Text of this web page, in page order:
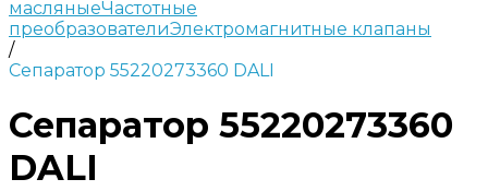
масляныеЧастотные
преобразователиЭлектромагнитные клапаны
/
Сепаратор 55220273360 DALI
Сепаратор 55220273360
DALI